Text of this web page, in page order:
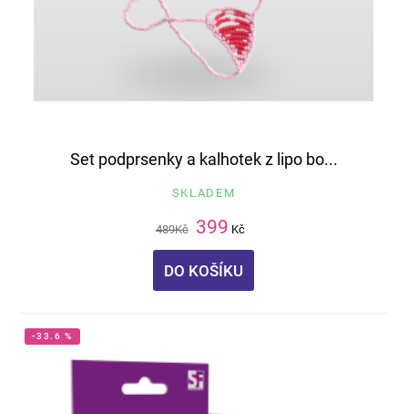
Set podprsenky a kalhotek z lipo bo...
SKLADEM
489Kč 399 Kč
DO KOŠÍKU
-33.6 %